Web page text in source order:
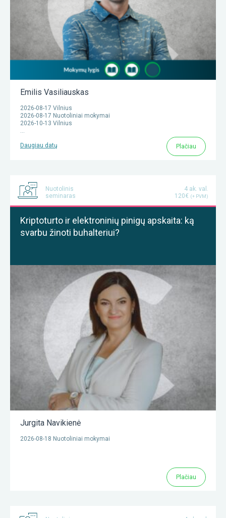
Emilis Vasiliauskas
2026-08-17 Vilnius
2026-08-17 Nuotoliniai mokymai
2026-10-13 Vilnius
...
Daugiau datų Plačiau
Nuotolinis
seminaras
4 ak. val.
120€ (+ PVM)
Kriptoturto ir elektroninių pinigų apskaita: ką
svarbu žinoti buhalteriui?
Jurgita Navikienė
2026-08-18 Nuotoliniai mokymai
Plačiau